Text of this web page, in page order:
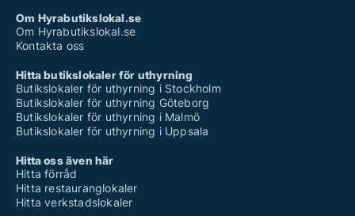
Om Hyrabutikslokal.se
Om Hyrabutikslokal.se
Kontakta oss
Hitta butikslokaler för uthyrning
Butikslokaler för uthyrning i Stockholm
Butikslokaler för uthyrning Göteborg
Butikslokaler för uthyrning i Malmö
Butikslokaler för uthyrning i Uppsala
Hitta oss även här
Hitta förråd
Hitta restauranglokaler
Hitta verkstadslokaler